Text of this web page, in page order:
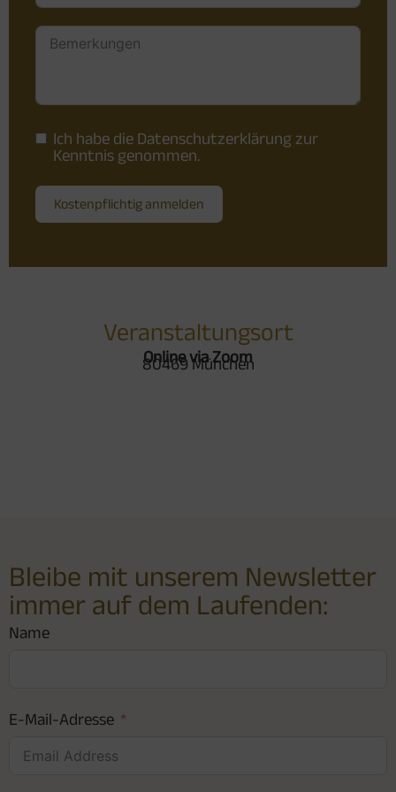
Ich habe die Datenschutzerklärung zur
Kenntnis genommen.
Kostenpflichtig anmelden
Veranstaltungsort
Online via Zoom
80469 München
Bleibe mit unserem Newsletter
immer auf dem Laufenden:
Name
E-Mail-Adresse